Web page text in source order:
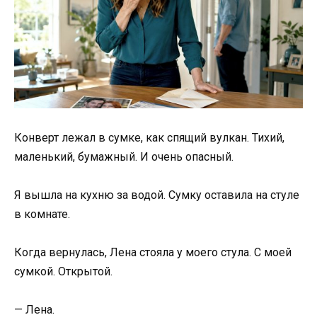
Конверт лежал в сумке, как спящий вулкан. Тихий,
маленький, бумажный. И очень опасный.
Я вышла на кухню за водой. Сумку оставила на стуле
в комнате.
Когда вернулась, Лена стояла у моего стула. С моей
сумкой. Открытой.
— Лена.